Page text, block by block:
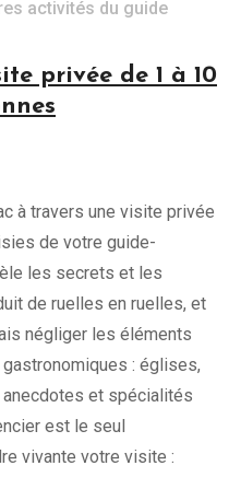
activités du guide
privée de 1 à 10
à travers une visite privée
de votre guide-
les secrets et les
de ruelles en ruelles, et
négliger les éléments
: églises,
et spécialités
est le seul
vivante votre visite :